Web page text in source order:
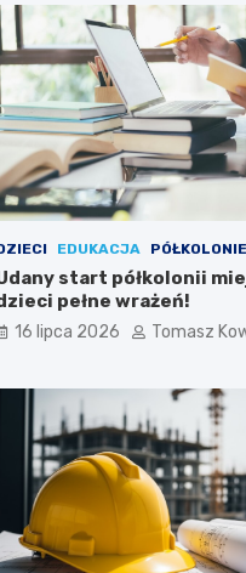
EDUKACJA PÓŁKOLONIE
start półkolonii
pełne wrażeń!
16 lipca 2026 Tomasz